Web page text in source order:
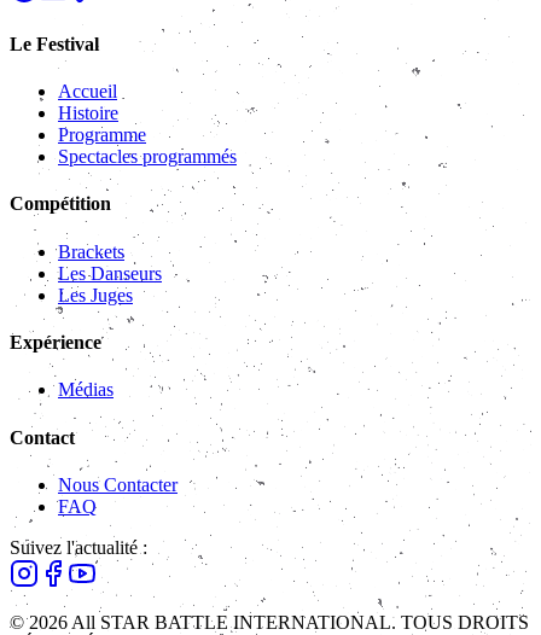
Le Festival
Accueil
Histoire
Programme
Spectacles programmés
Compétition
Brackets
Les Danseurs
Les Juges
Expérience
Médias
Contact
Nous Contacter
FAQ
Suivez l'actualité :
© 2026 All STAR BATTLE INTERNATIONAL. TOUS DROITS